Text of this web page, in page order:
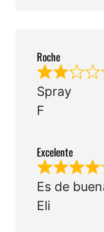
Roche
Spray
F
Excelente
Es de
Eli